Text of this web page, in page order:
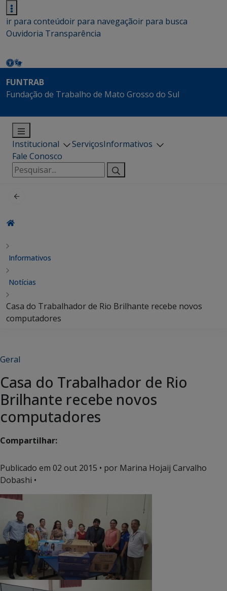
ir para conteúdoir para navegaçãoir para busca
Ouvidoria Transparência
FUNTRAB
Fundação de Trabalho de Mato Grosso do Sul
Institucional ServiçosInformativos
Fale Conosco
Pesquisar
por:
Informativos
Notícias
Casa do Trabalhador de Rio Brilhante recebe novos
computadores
Geral
Casa do Trabalhador de Rio
Brilhante recebe novos
computadores
Compartilhar:
Publicado em 02 out 2015 • por Marina Hojaij Carvalho
Dobashi •